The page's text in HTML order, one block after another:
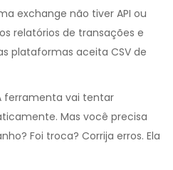
exchange não tiver API ou
relatórios de transações e
plataformas aceita CSV de
ferramenta vai tentar
Mas você precisa
Foi troca? Corrija erros. Ela